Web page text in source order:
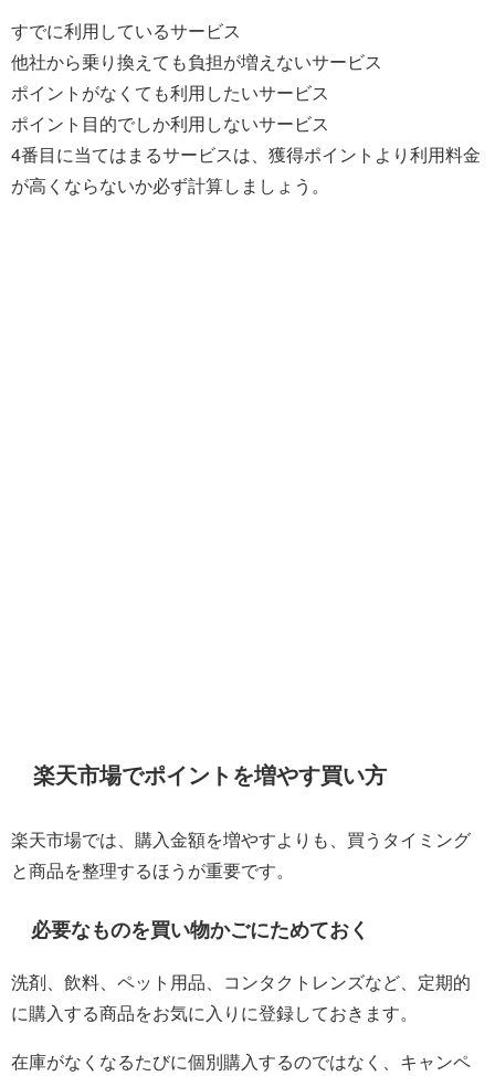
すでに利用しているサービス
他社から乗り換えても負担が増えないサービス
ポイントがなくても利用したいサービス
ポイント目的でしか利用しないサービス
4番目に当てはまるサービスは、獲得ポイントより利用料金
が高くならないか必ず計算しましょう。
楽天市場でポイントを増やす買い方
楽天市場では、購入金額を増やすよりも、買うタイミング
と商品を整理するほうが重要です。
必要なものを買い物かごにためておく
洗剤、飲料、ペット用品、コンタクトレンズなど、定期的
に購入する商品をお気に入りに登録しておきます。
在庫がなくなるたびに個別購入するのではなく、キャンペ